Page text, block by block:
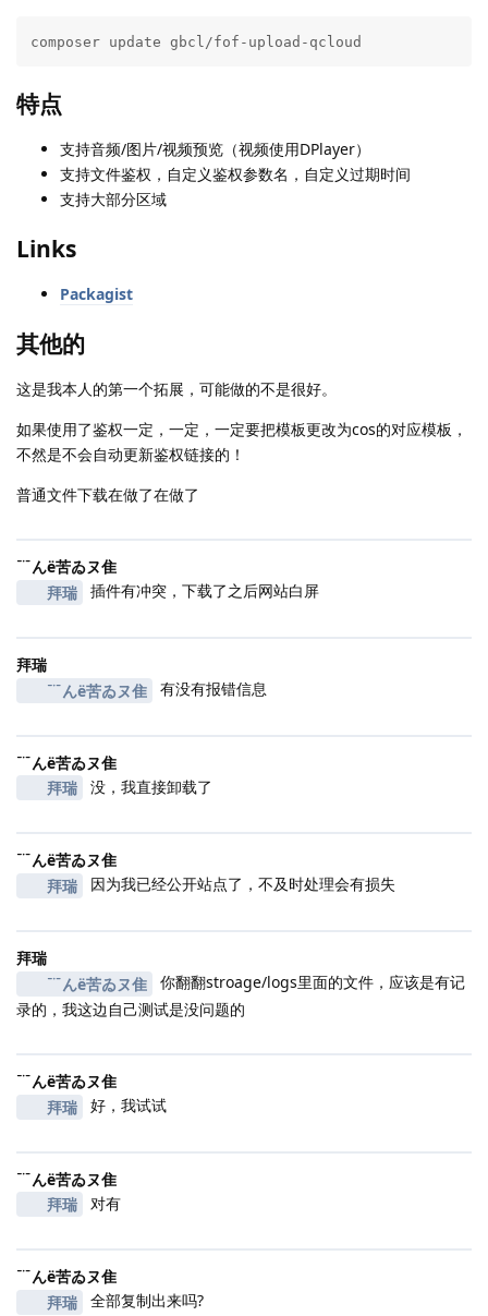
composer update gbcl/fof-upload-qcloud
特点
支持音频/图片/视频预览（视频使用DPlayer）
支持文件鉴权，自定义鉴权参数名，自定义过期时间
支持大部分区域
Links
Packagist
其他的
这是我本人的第一个拓展，可能做的不是很好。
如果使用了鉴权一定，一定，一定要把模板更改为cos的对应模板，
不然是不会自动更新鉴权链接的！
普通文件下载在做了在做了
﹊んё苦ゐヌ隹
拜瑞
插件有冲突，下载了之后网站白屏
拜瑞
﹊んё苦ゐヌ隹
有没有报错信息
﹊んё苦ゐヌ隹
拜瑞
没，我直接卸载了
﹊んё苦ゐヌ隹
拜瑞
因为我已经公开站点了，不及时处理会有损失
拜瑞
﹊んё苦ゐヌ隹
你翻翻stroage/logs里面的文件，应该是有记
录的，我这边自己测试是没问题的
﹊んё苦ゐヌ隹
拜瑞
好，我试试
﹊んё苦ゐヌ隹
拜瑞
对有
﹊んё苦ゐヌ隹
拜瑞
全部复制出来吗?